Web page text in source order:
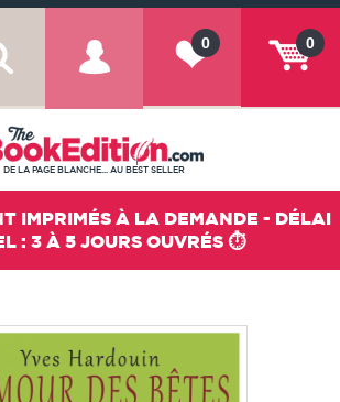
0
0
DE LA PAGE BLANCHE... AU BEST SELLER
IMPRIMÉS À LA DEMANDE - DÉLAI
: 3 À 5 JOURS OUVRÉS ⏱️